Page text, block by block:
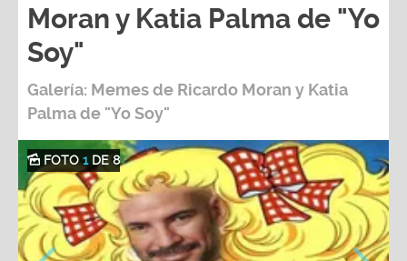
Moran y Katia Palma de "Yo
Soy"
Galería: Memes de Ricardo Moran y Katia
Palma de "Yo Soy"
FOTO 1DE 8